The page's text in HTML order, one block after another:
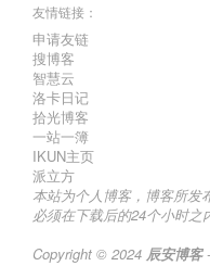
友情链接：
申请友链
搜博客
智慧云
洛卡日记
拾光博客
一站一簿
IKUN主页
派立方
本站为个人博客，博客所发
必须在下载后的24个小时
Copyright © 2024 辰安博客